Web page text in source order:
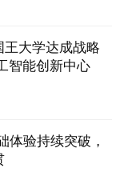
大学达成战略
智能创新中心
体验持续突破，